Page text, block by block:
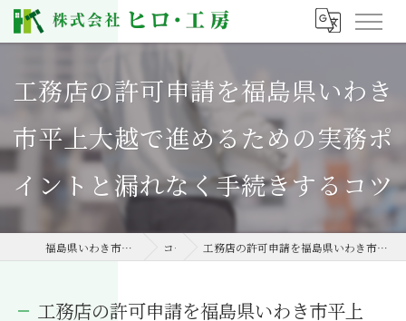
工務店の許可申請を福島県いわき
市平上大越で進めるための実務ポ
イントと漏れなく手続きするコツ
福島県いわき市の工務店なら株式会社ヒロ・工房 コラム 工務店の許可申請を福島県いわき市平上大越で進めるための実務ポイントと漏れなく手続きするコツ
工務店の許可申請を福島県いわき市平上